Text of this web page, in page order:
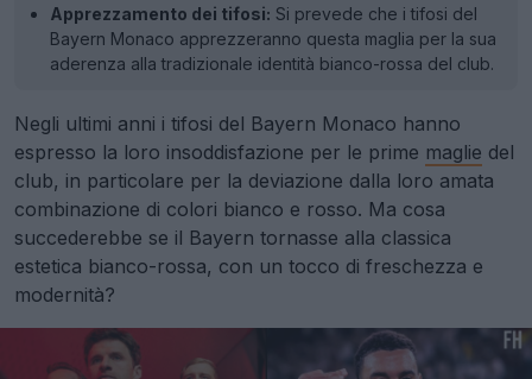
Apprezzamento dei tifosi: Si prevede che i tifosi del
Bayern Monaco apprezzeranno questa maglia per la sua
aderenza alla tradizionale identità bianco-rossa del club.
Negli ultimi anni i tifosi del Bayern Monaco hanno
espresso la loro insoddisfazione per le prime maglie del
club, in particolare per la deviazione dalla loro amata
combinazione di colori bianco e rosso. Ma cosa
succederebbe se il Bayern tornasse alla classica
estetica bianco-rossa, con un tocco di freschezza e
modernità?